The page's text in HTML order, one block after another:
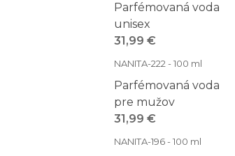
Parfémovaná voda
unisex
31,99 €
NANITA-222 - 100 ml
Parfémovaná voda
pre mužov
31,99 €
NANITA-196 - 100 ml